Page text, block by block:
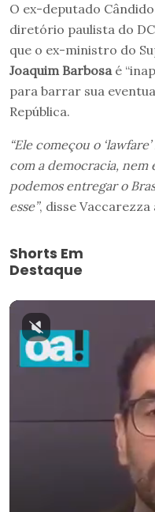
O ex-deputado
diretório paulista do
que o ex-ministro do
Joaquim Barbosaé
para barrar sua
República.
“Ele começou o
com a democracia, nem
podemos entregar o
esse”, disse Vaccarezza
Shorts Em
Destaque